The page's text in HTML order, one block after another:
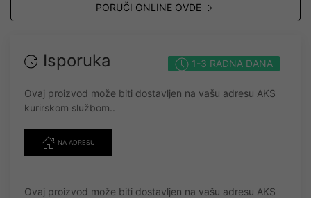
PORUČI ONLINE OVDE
1-3 RADNA DANA
Isporuka
Ovaj proizvod može biti dostavljen na vašu adresu AKS
kurirskom službom..
NA ADRESU
Ovaj proizvod može biti dostavljen na vašu adresu AKS